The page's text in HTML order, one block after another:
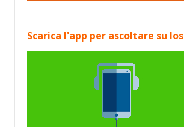
Scarica l'app per ascoltare su Ios